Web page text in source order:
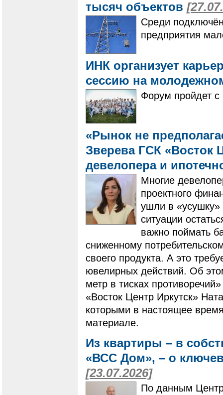
тысяч объектов
Среди
предприятия
ИНК организует
сессию на
Форум пройдет с
«Рынок не
Зверева ГСК «Восток
девелопера и
Многие
проектного
ушли в «усушку»
ситуации
важно поймать
сниженному
своего продукта. А это
ювелирных действий. Об
метр в тисках
«Восток Центр Иркутск»
которыми в настоящее
материале.
Из квартиры – в
«ВСС Дом», – о
[23.07.2026]
По данным